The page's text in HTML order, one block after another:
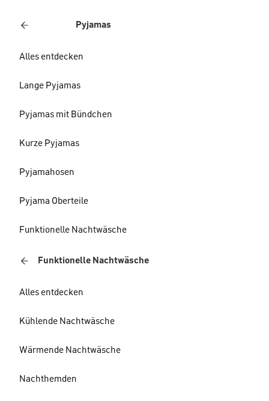
Pyjamas
Alles entdecken
Lange Pyjamas
Pyjamas mit Bündchen
Kurze Pyjamas
Pyjamahosen
Pyjama Oberteile
Funktionelle Nachtwäsche
Funktionelle Nachtwäsche
Alles entdecken
Kühlende Nachtwäsche
Wärmende Nachtwäsche
Nachthemden